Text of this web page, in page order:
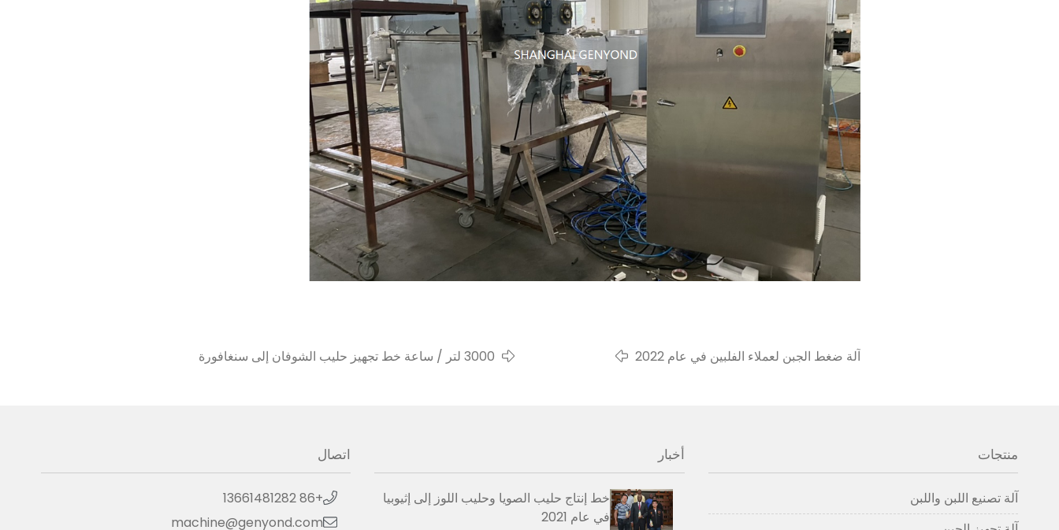
آلة ضغط الجبن لعملاء الفلبين في عام 2022 3000 لتر / ساعة خط تجهيز حليب الشوفان إلى سنغافورة
منتجات
آلة تصنيع اللبن واللبن
أخبار
خط إنتاج حليب الصويا وحليب اللوز إلى إثيوبيا
في عام 2021
اتصال
+86 13661481282
machine@genyond.com